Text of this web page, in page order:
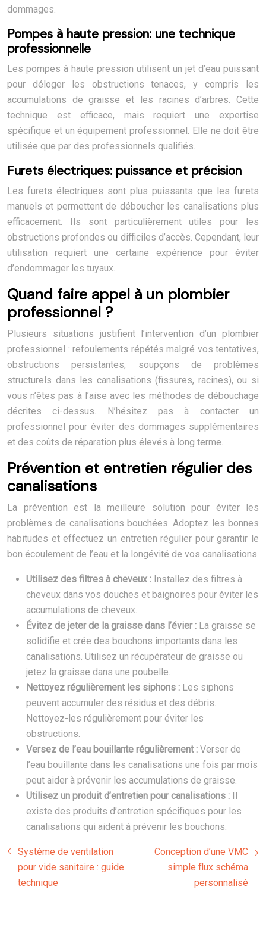
dommages.
Pompes à haute pression: une technique
professionnelle
Les pompes à haute pression utilisent un jet d’eau puissant
pour déloger les obstructions tenaces, y compris les
accumulations de graisse et les racines d’arbres. Cette
technique est efficace, mais requiert une expertise
spécifique et un équipement professionnel. Elle ne doit être
utilisée que par des professionnels qualifiés.
Furets électriques: puissance et précision
Les furets électriques sont plus puissants que les furets
manuels et permettent de déboucher les canalisations plus
efficacement. Ils sont particulièrement utiles pour les
obstructions profondes ou difficiles d’accès. Cependant, leur
utilisation requiert une certaine expérience pour éviter
d’endommager les tuyaux.
Quand faire appel à un plombier
professionnel ?
Plusieurs situations justifient l’intervention d’un plombier
professionnel : refoulements répétés malgré vos tentatives,
obstructions persistantes, soupçons de problèmes
structurels dans les canalisations (fissures, racines), ou si
vous n’êtes pas à l’aise avec les méthodes de débouchage
décrites ci-dessus. N’hésitez pas à contacter un
professionnel pour éviter des dommages supplémentaires
et des coûts de réparation plus élevés à long terme.
Prévention et entretien régulier des
canalisations
La prévention est la meilleure solution pour éviter les
problèmes de canalisations bouchées. Adoptez les bonnes
habitudes et effectuez un entretien régulier pour garantir le
bon écoulement de l’eau et la longévité de vos canalisations.
Utilisez des filtres à cheveux : Installez des filtres à
cheveux dans vos douches et baignoires pour éviter les
accumulations de cheveux.
Évitez de jeter de la graisse dans l’évier : La graisse se
solidifie et crée des bouchons importants dans les
canalisations. Utilisez un récupérateur de graisse ou
jetez la graisse dans une poubelle.
Nettoyez régulièrement les siphons : Les siphons
peuvent accumuler des résidus et des débris.
Nettoyez-les régulièrement pour éviter les
obstructions.
Versez de l’eau bouillante régulièrement : Verser de
l’eau bouillante dans les canalisations une fois par mois
peut aider à prévenir les accumulations de graisse.
Utilisez un produit d’entretien pour canalisations : Il
existe des produits d’entretien spécifiques pour les
canalisations qui aident à prévenir les bouchons.
Système de ventilation
pour vide sanitaire : guide
technique
Conception d’une VMC
simple flux schéma
personnalisé